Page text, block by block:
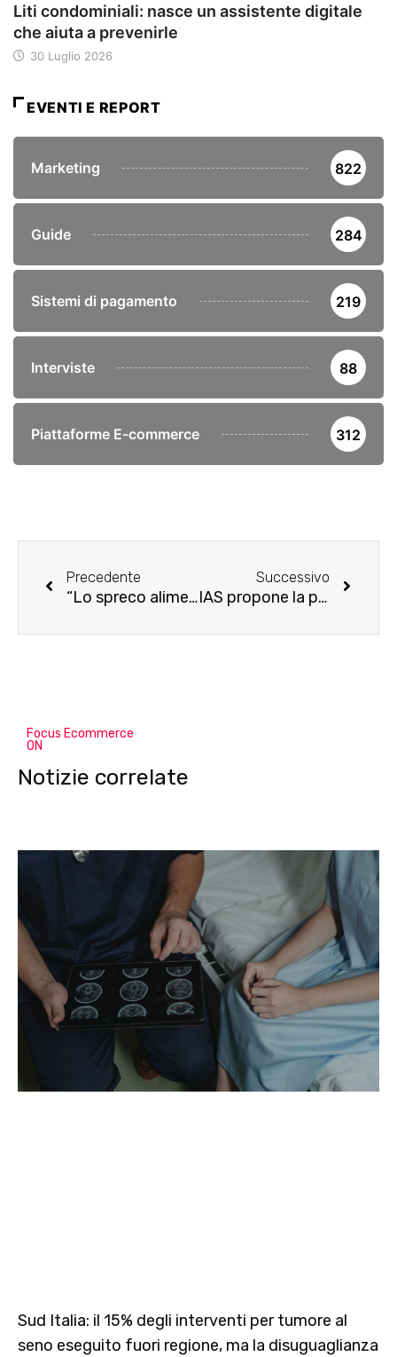
Liti condominiali: nasce un assistente digitale
che aiuta a prevenirle
30 Luglio 2026
EVENTI E REPORT
Marketing 822
Guide 284
Sistemi di pagamento 219
Interviste 88
Piattaforme E-commerce 312
Precedente
“Lo spreco alimentare non va in vacanza”: la sfida di Too Good To Go per un’estate all’insegna della sostenibilità
Successivo
IAS propone la prima soluzione di misurazione in ambito Retail Media sulla Commerce Media Platform di Criteo
Focus Ecommerce
ON
Notizie correlate
Sud Italia: il 15% degli interventi per tumore al
seno eseguito fuori regione, ma la disuguaglianza